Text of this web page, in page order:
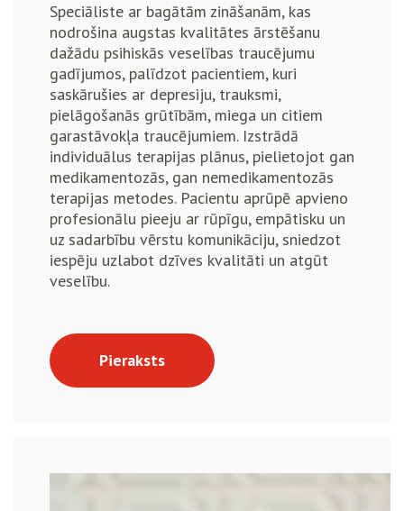
Speciāliste ar bagātām zināšanām, kas
nodrošina augstas kvalitātes ārstēšanu
dažādu psihiskās veselības traucējumu
gadījumos, palīdzot pacientiem, kuri
saskārušies ar depresiju, trauksmi,
pielāgošanās grūtībām, miega un citiem
garastāvokļa traucējumiem. Izstrādā
individuālus terapijas plānus, pielietojot gan
medikamentozās, gan nemedikamentozās
terapijas metodes. Pacientu aprūpē apvieno
profesionālu pieeju ar rūpīgu, empātisku un
uz sadarbību vērstu komunikāciju, sniedzot
iespēju uzlabot dzīves kvalitāti un atgūt
veselību.
Pieraksts